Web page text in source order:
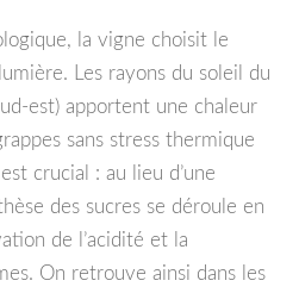
la vigne choisit le
Les rayons du soleil du
est) apportent une chaleur
sans stress thermique
crucial : au lieu d’une
des sucres se déroule en
de l’acidité et la
On retrouve ainsi dans les